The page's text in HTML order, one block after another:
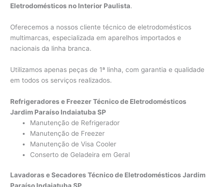
Eletrodomésticos no Interior Paulista.
Oferecemos a nossos cliente técnico de eletrodomésticos
multimarcas, especializada em aparelhos importados e
nacionais da linha branca.
Utilizamos apenas peças de 1ª linha, com garantia e qualidade
em todos os serviços realizados.
Refrigeradores e Freezer Técnico de Eletrodomésticos
Jardim Paraíso Indaiatuba SP
Manutenção de Refrigerador
Manutenção de Freezer
Manutenção de Visa Cooler
Conserto de Geladeira em Geral
Lavadoras e Secadores Técnico de Eletrodomésticos Jardim